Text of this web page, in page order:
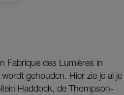
Fabrique des Lumières in
gehouden. Hier zie je al je
Haddock, de Thompson-